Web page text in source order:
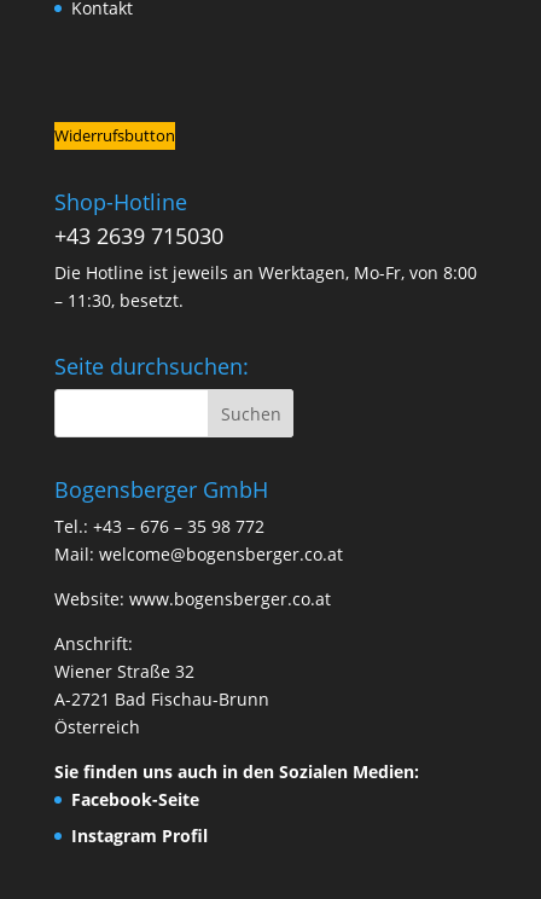
Kontakt
Widerrufsbutton
Shop-Hotline
+43 2639 715030
Die Hotline ist jeweils an Werktagen, Mo-Fr, von 8:00
– 11:30, besetzt.
Seite durchsuchen:
Bogensberger GmbH
Tel.: +43 – 676 – 35 98 772
Mail: welcome@bogensberger.co.at
Website: www.bogensberger.co.at
Anschrift:
Wiener Straße 32
A-2721 Bad Fischau-Brunn
Österreich
Sie finden uns auch in den Sozialen Medien:
Facebook-Seite
Instagram Profil